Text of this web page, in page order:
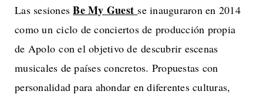
Las sesionesBe My Guest se inauguraron en 2014
como un ciclo de conciertos de producción propia
de Apolo con el objetivo de descubrir escenas
musicales de países concretos. Propuestas con
personalidad para ahondar en diferentes culturas,